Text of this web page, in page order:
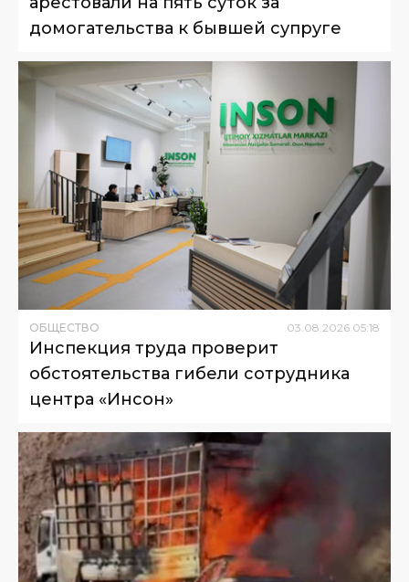
домогательства к бывшей супруге
ОБЩЕСТВО 03.08.2026 05:18
Инспекция труда проверит
обстоятельства гибели сотрудника
центра «Инсон»